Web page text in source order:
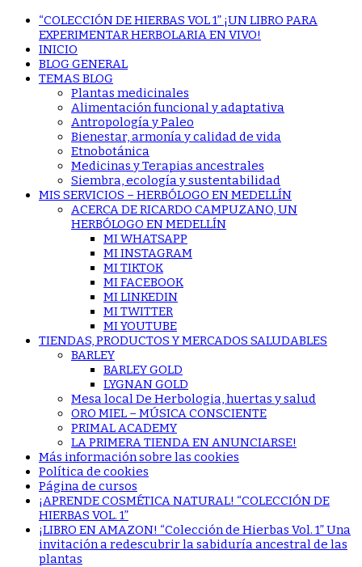
“COLECCIÓN DE HIERBAS VOL 1” ¡UN LIBRO PARA
EXPERIMENTAR HERBOLARIA EN VIVO!
INICIO
BLOG GENERAL
TEMAS BLOG
Plantas medicinales
Alimentación funcional y adaptativa
Antropología y Paleo
Bienestar, armonía y calidad de vida
Etnobotánica
Medicinas y Terapias ancestrales
Siembra, ecología y sustentabilidad
MIS SERVICIOS – HERBÓLOGO EN MEDELLÍN
ACERCA DE RICARDO CAMPUZANO, UN
HERBÓLOGO EN MEDELLÍN
MI WHATSAPP
MI INSTAGRAM
MI TIKTOK
MI FACEBOOK
MI LINKEDIN
MI TWITTER
MI YOUTUBE
TIENDAS, PRODUCTOS Y MERCADOS SALUDABLES
BARLEY
BARLEY GOLD
LYGNAN GOLD
Mesa local De Herbologia, huertas y salud
ORO MIEL – MÚSICA CONSCIENTE
PRIMAL ACADEMY
LA PRIMERA TIENDA EN ANUNCIARSE!
Más información sobre las cookies
Política de cookies
Página de cursos
¡APRENDE COSMÉTICA NATURAL! “COLECCIÓN DE
HIERBAS VOL. 1”
¡LIBRO EN AMAZON! “Colección de Hierbas Vol. 1” Una
invitación a redescubrir la sabiduría ancestral de las
plantas